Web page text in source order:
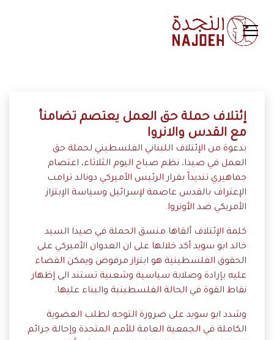
إئتلاف حملة حق العمل يعتصم تضامنأ
مع القدس والانروا
بدعوة من الإئتلاف اللبناني الفلسطيني لحملة حق
العمل في صيدا، نظم صباح اليوم الثلاثاء، اعتصام
جماهيري تنديداً بقرار الرئيس الأميركي دونالد ترامب
الإعتراف بالقدس عاصمة لإسرائيل وسياسة الإبتزاز
الأمريكي ضد الأونروا.
كلمة الإئتلاف ألقاها منسق الحملة في صيدا السيد
خالد ابو سويد أكد خلالها على ان العدوان الأميركي على
الحقوق الفلسطينية هو ابتزاز مرفوض ويمكن القضاء
عليه بإرادة وصلابة سياسية وشعبية تستند الى إظهار
نقاط القوة في الحالة الفلسطينية والبناء عليها.
وشدد ابو سويد على ضرورة التوجه لطلب العضوية
الكاملة في الجمعية العامة للأمم المتحدة وإحالة جرائم